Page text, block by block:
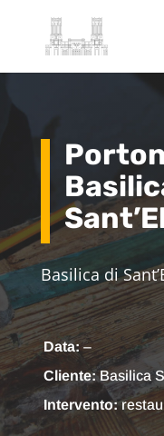
Basilica di
Data:–
Cliente:Basilica
Intervento: